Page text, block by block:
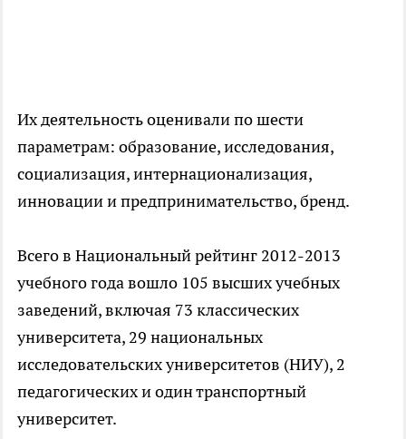
Их деятельность оценивали по шести
параметрам: образование, исследования,
социализация, интернационализация,
инновации и предпринимательство, бренд.
Всего в Национальный рейтинг 2012-2013
учебного года вошло 105 высших учебных
заведений, включая 73 классических
университета, 29 национальных
исследовательских университетов (НИУ), 2
педагогических и один транспортный
университет.